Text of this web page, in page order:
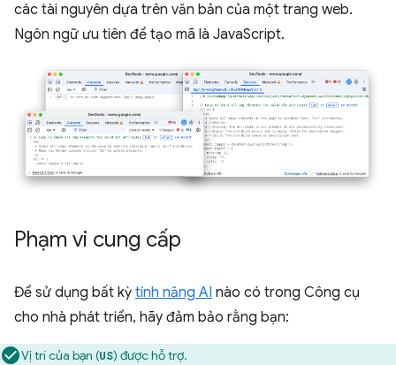
các tài nguyên dựa trên văn bản của một trang web.
Ngôn ngữ ưu tiên để tạo mã là JavaScript.
Phạm vi cung cấp
Để sử dụng bất kỳ tính năng AI nào có trong Công cụ
cho nhà phát triển, hãy đảm bảo rằng bạn:
Vị trí của bạn (US) được hỗ trợ.